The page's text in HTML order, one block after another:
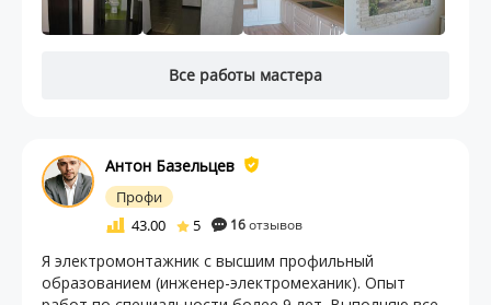
Все работы мастера
Антон Базельцев
Профи
43.00
5 16отзывов
Я электромонтажник с высшим профильный
образованием (инженер-электромеханик). Опыт